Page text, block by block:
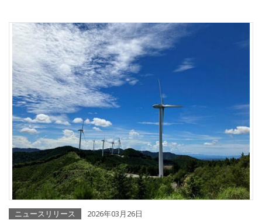
ニュースリリース 2026年03月26日